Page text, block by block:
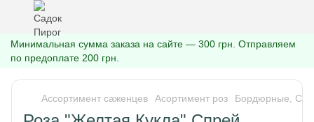
Минимальная сумма заказа на сайте — 300 грн. Отправляем
по предоплате 200 грн.
Ассортимент саженцев Асортимент роз Бордюрные,